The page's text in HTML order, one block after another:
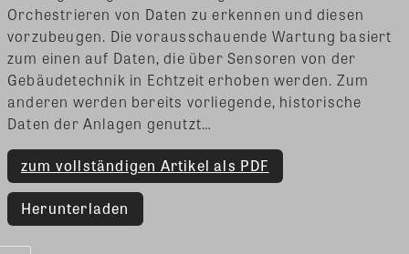
Orchestrieren von Daten zu erkennen und diesen
vorzubeugen. Die vorausschauende Wartung basiert
zum einen auf Daten, die über Sensoren von der
Gebäudetechnik in Echtzeit erhoben werden. Zum
anderen werden bereits vorliegende, historische
Daten der Anlagen genutzt…
zum vollständigen Artikel als PDF
Herunterladen